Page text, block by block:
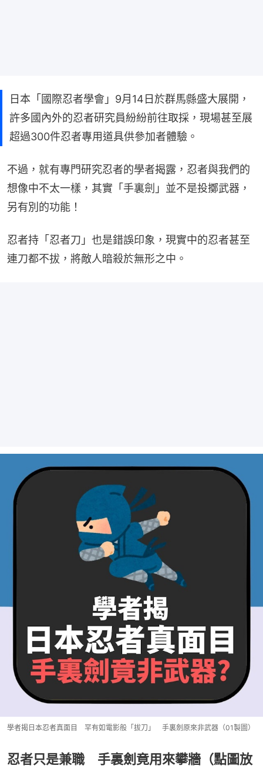
日本「國際忍者學會」9月14日於群馬縣盛大展開，
許多國內外的忍者研究員紛紛前往取採，現場甚至展
超過300件忍者專用道具供參加者體驗。
不過，就有專門研究忍者的學者揭露，忍者與我們的
想像中不太一樣，其實「手裏劍」並不是投擲武器，
另有別的功能！
忍者持「忍者刀」也是錯誤印象，現實中的忍者甚至
連刀都不拔，將敵人暗殺於無形之中。
學者揭日本忍者真面目 罕有如電影般「拔刀」 手裏劍原來非武器（01製圖）
忍者只是兼職 手裏劍竟用來攀牆（點圖放